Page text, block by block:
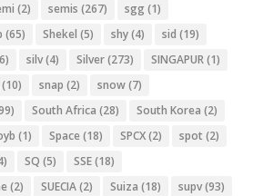
(2) semis (267) sgg (1)
(65) Shekel (5) shy(4) sid (19)
silv(4) Silver(273) SINGAPUR(1)
(10) snap (2) snow(7)
South Africa (28) South Korea (2)
(1) Space (18) SPCX(2) spot (2)
SQ (5) SSE(18)
(2) SUECIA(2) Suiza (18) supv(93)